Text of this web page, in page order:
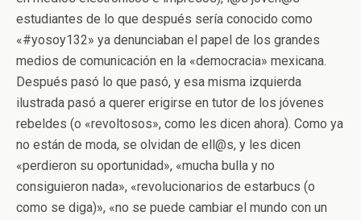
estudiantes de lo que después sería conocido como
«#yosoy132» ya denunciaban el papel de los grandes
medios de comunicación en la «democracia» mexicana.
Después pasó lo que pasó, y esa misma izquierda
ilustrada pasó a querer erigirse en tutor de los jóvenes
rebeldes (o «revoltosos», como les dicen ahora). Como ya
no están de moda, se olvidan de ell@s, y les dicen
«perdieron su oportunidad», «mucha bulla y no
consiguieron nada», «revolucionarios de estarbucs (o
como se diga)», «no se puede cambiar el mundo con un